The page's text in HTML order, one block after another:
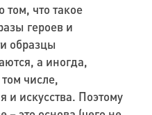
том, что такое
героев и
образцы
а иногда,
числе,
и искусства. Поэтому